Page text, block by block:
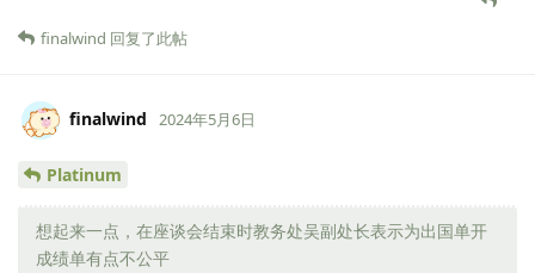
finalwind 回复了此帖
finalwind 2024年5月6日
Platinum
想起来一点，在座谈会结束时教务处吴副处长表示为出国单开
成绩单有点不公平